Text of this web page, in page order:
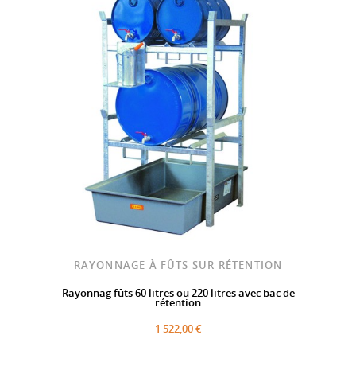
RAYONNAGE À FÛTS SUR RÉTENTION
Rayonnag fûts 60 litres ou 220 litres avec bac de
rétention
1 522,00 €